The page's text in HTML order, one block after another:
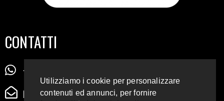
CONTATTI
+39 345 72 72 88 5
radiodigiesse@gmail.com
Utilizziamo i cookie per personalizzare
contenuti ed annunci, per fornire